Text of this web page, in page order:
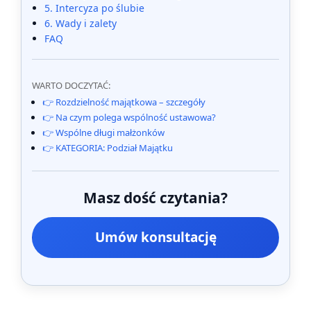
5. Intercyza po ślubie
6. Wady i zalety
FAQ
WARTO DOCZYTAĆ:
👉 Rozdzielność majątkowa – szczegóły
👉 Na czym polega wspólność ustawowa?
👉 Wspólne długi małżonków
👉 KATEGORIA: Podział Majątku
Masz dość czytania?
Umów konsultację